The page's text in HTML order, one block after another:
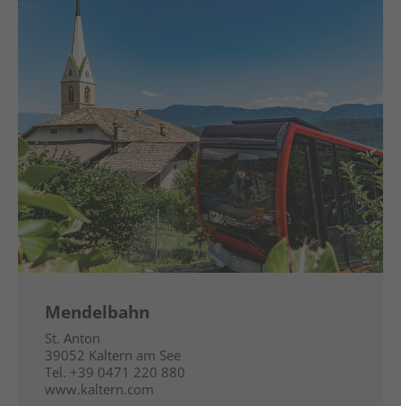
Mendelbahn
St. Anton
39052 Kaltern am See
Tel. +39 0471 220 880
www.kaltern.com